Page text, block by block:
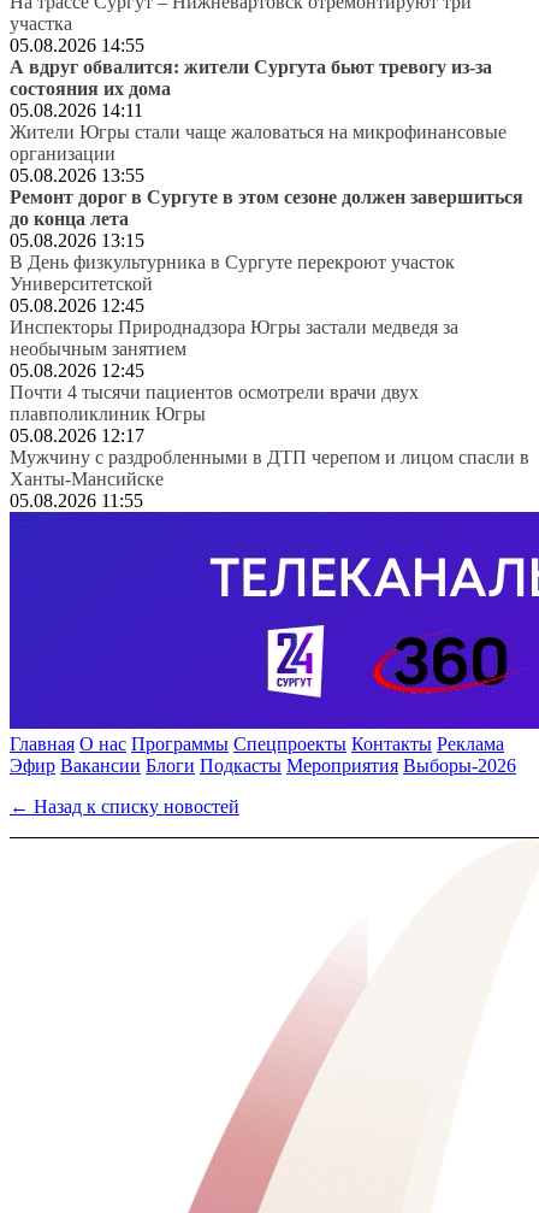
участка
05.08.2026 14:55
А вдруг обвалится: жители Сургута бьют тревогу из-за
состояния их дома
05.08.2026 14:11
Жители Югры стали чаще жаловаться на микрофинансовые
организации
05.08.2026 13:55
Ремонт дорог в Сургуте в этом сезоне должен завершиться
до конца лета
05.08.2026 13:15
В День физкультурника в Сургуте перекроют участок
Университетской
05.08.2026 12:45
Инспекторы Природнадзора Югры застали медведя за
необычным занятием
05.08.2026 12:45
Почти 4 тысячи пациентов осмотрели врачи двух
плавполиклиник Югры
05.08.2026 12:17
Мужчину с раздробленными в ДТП черепом и лицом спасли в
Ханты-Мансийске
05.08.2026 11:55
Главная О нас Программы Спецпроекты Контакты Реклама
Эфир Вакансии Блоги Подкасты Мероприятия Выборы-2026
← Назад к списку новостей